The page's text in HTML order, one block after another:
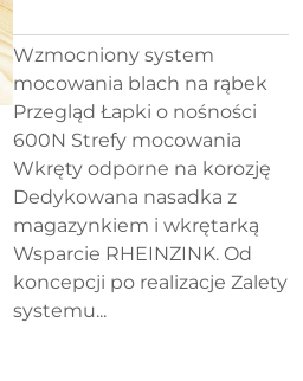
Wzmocniony system
mocowania blach na rąbek
Przegląd Łapki o nośności
600N Strefy mocowania
Wkręty odporne na korozję
Dedykowana nasadka z
magazynkiem i wkrętarką
Wsparcie RHEINZINK. Od
koncepcji po realizacje Zalety
systemu...